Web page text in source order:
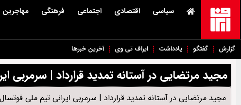
سیاسی اقتصادی اجتماعی فرهنگی مهاجرین
گزارش گفتگو یادداشت ایراف تی وی آخرین خبرها
مجید مرتضایی در آستانه تمدید قرارداد | سرمربی
مجید مرتضایی در آستانه تمدید قرارداد | سرمربی ایرانی تیم ملی